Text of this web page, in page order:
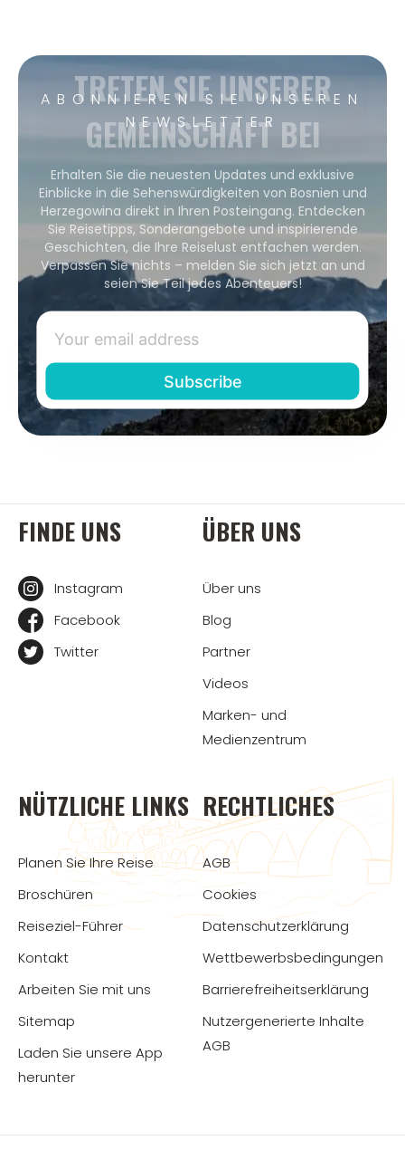
ABONNIEREN SIE UNSEREN
NEWSLETTER
TRETEN SIE UNSERER
GEMEINSCHAFT BEI
Erhalten Sie die neuesten Updates und exklusive
Einblicke in die Sehenswürdigkeiten von Bosnien und
Herzegowina direkt in Ihren Posteingang. Entdecken
Sie Reisetipps, Sonderangebote und inspirierende
Geschichten, die Ihre Reiselust entfachen werden.
Verpassen Sie nichts – melden Sie sich jetzt an und
seien Sie Teil jedes Abenteuers!
FINDE UNS
Instagram
Facebook
Twitter
ÜBER UNS
Über uns
Blog
Partner
Videos
Marken- und
Medienzentrum
NÜTZLICHE LINKS
Planen Sie Ihre Reise
Broschüren
Reiseziel-Führer
Kontakt
Arbeiten Sie mit uns
Sitemap
Laden Sie unsere App
herunter
RECHTLICHES
AGB
Cookies
Datenschutzerklärung
Wettbewerbsbedingungen
Barrierefreiheitserklärung
Nutzergenerierte Inhalte
AGB